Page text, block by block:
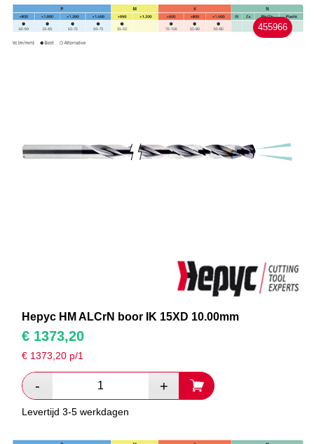
455966
Hepyc HM ALCrN boor IK 15XD 10.00mm
€ 1373,20
€ 1373,20 p/1
Levertijd 3-5 werkdagen